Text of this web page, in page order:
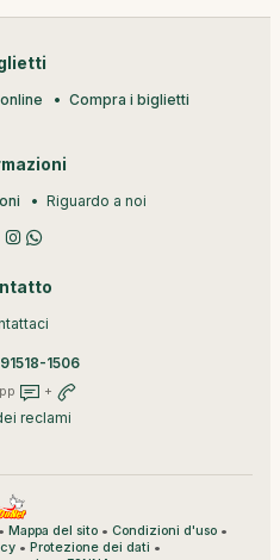
Compra i biglietti
Riguardo a noi
1506
+
reclami
Mappa del sito • Condizioni d'uso •
• Protezione dei dati •